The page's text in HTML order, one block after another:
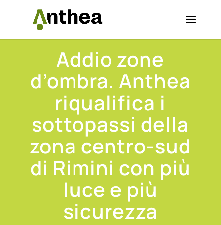
Addio zone
d’ombra. Anthea
riqualifica i
sottopassi della
zona centro-sud
di Rimini con più
luce e più
sicurezza